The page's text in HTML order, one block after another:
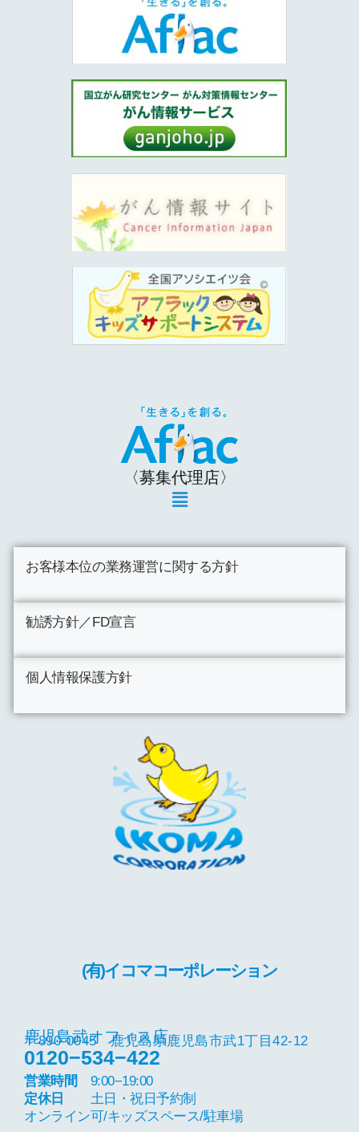
〈募集代理店〉
お客様本位の業務運営に関する方針
勧誘方針／FD宣言
個人情報保護方針
(有)イコマコーポレーション
鹿児島武オフィス店
〒890-0045 鹿児島県鹿児島市武1丁目42-12
0120−534−422
営業時間 9:00−19:00
定休日
土日・祝日予約制
オンライン可/キッズスペース/駐車場